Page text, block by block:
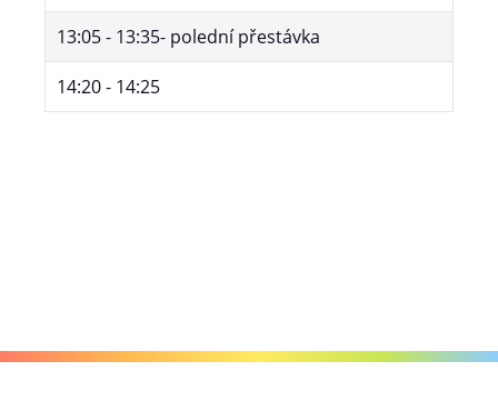
13:05 - 13:35- polední přestávka
14:20 - 14:25